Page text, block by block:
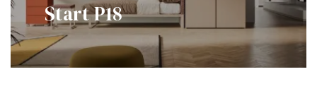
Start P18